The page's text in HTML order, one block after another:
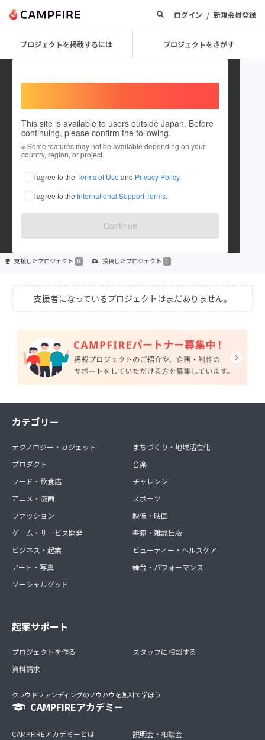
ログイン / 新規会員登録
プロジェクトを掲載するには プロジェクトをさがす
This site is available to users outside Japan. Before
continuing, please confirm the following.
※ Some features may not be available depending on your
country, region, or project.
I agree to the Terms of Use and Privacy Policy.
I agree to the International Support Terms.
Continue
seikura UnCharmeCafe
これまでに1件のプロジェクトを投稿しています
在住国：未設定
出身国：未設定
支援したプロジェクト 0 投稿したプロジェクト 1
支援者になっているプロジェクトはまだありません。
カテゴリー
テクノロジー・ガジェット
プロダクト
フード・飲食店
アニメ・漫画
ファッション
ゲーム・サービス開発
ビジネス・起業
アート・写真
ソーシャルグッド
まちづくり・地域活性化
音楽
チャレンジ
スポーツ
映像・映画
書籍・雑誌出版
ビューティー・ヘルスケア
舞台・パフォーマンス
起案サポート
プロジェクトを作る
資料請求
スタッフに相談する
クラウドファンディングのノウハウを無料で学ぼう
CAMPFIREアカデミー
CAMPFIREアカデミーとは
説明会・相談会